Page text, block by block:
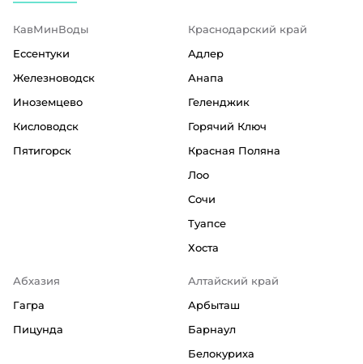
КавМинВоды
Ессентуки
Железноводск
Иноземцево
Кисловодск
Пятигорск
Краснодарский край
Адлер
Анапа
Геленджик
Горячий Ключ
Красная Поляна
Лоо
Сочи
Туапсе
Хоста
Абхазия
Гагра
Пицунда
Алтайский край
Арбыташ
Барнаул
Белокуриха